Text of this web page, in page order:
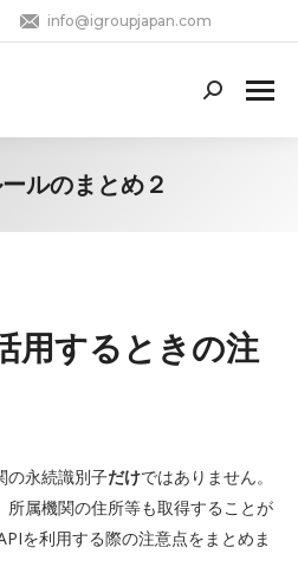
info@igroupjapan.com
Search:
ルのまとめ２
用するときの注
の永続識別子だけではありません。
所属機関の住所等も取得することが
を利用する際の注意点をまとめま